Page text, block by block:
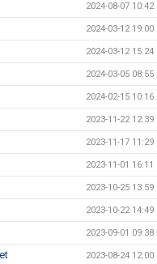
2024-08-07 10:42
2024-03-12 19:00
2024-03-12 15:24
2024-03-05 08:55
2024-02-15 10:16
2023-11-22 12:39
2023-11-17 11:29
2023-11-01 16:11
2023-10-25 13:59
2023-10-22 14:49
2023-09-01 09:38
2023-08-24 12:00